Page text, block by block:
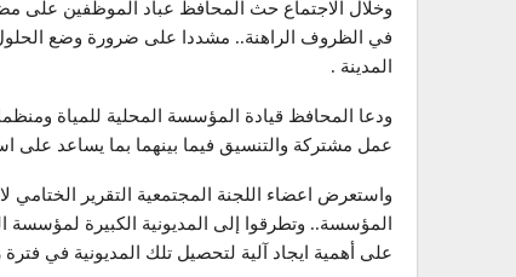
وخلال الاجتماع حث المحافظ عباد الموظفين على
في الظروف الراهنة.. مشددا على ضرورة وضع
المدينة .
ودعا المحافظ قيادة المؤسسة المحلية للمياة
عمل مشتركة والتنسيق فيما بينهما بما يساعد على
واستعرض اعضاء اللجنة المجتمعية التقرير
المؤسسة.. وتطرقوا إلى المديونية الكبيرة
على أهمية ايجاد آلية لتحصيل تلك المديونية في